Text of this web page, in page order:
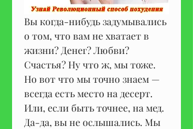
Вы когда-нибудь задумывались
о том, что вам не хватает в
жизни? Денег? Любви?
Счастья? Ну что ж, мы тоже.
Но вот что мы точно знаем —
всегда есть место на десерт.
Или, если быть точнее, на мед.
Да-да, вы не ослышались. Мы